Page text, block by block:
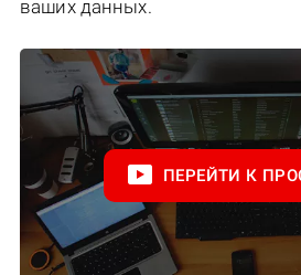
ваших данных.
ПЕРЕЙТИ К